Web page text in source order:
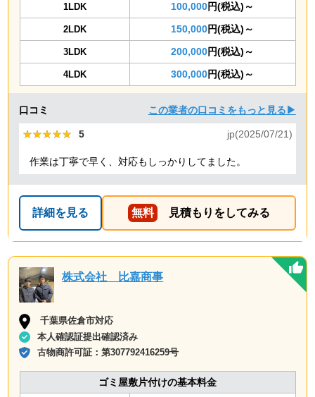
1LDK 100,000円(税込)～
2LDK 150,000円(税込)～
3LDK 200,000円(税込)～
4LDK 300,000円(税込)～
口コミ この業者の口コミをもっと見る▶
★★★★★
★★★★★ 5 jp(2025/07/21)
作業は丁寧で早く、対応もしっかりしてました。
詳細を見る 無料 見積もりをしてみる
株式会社 比嘉商事
千葉県佐倉市対応
本人確認証提出確認済み
古物商許可証：第307792416259号
ゴミ屋敷片付けの基本料金